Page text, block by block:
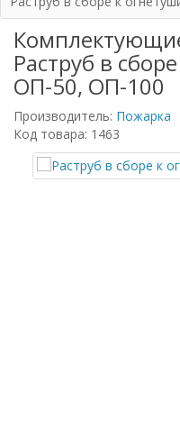
Раструб в
ОП-50, ОП-100
Производитель: Пожарка
Код товара: 1463